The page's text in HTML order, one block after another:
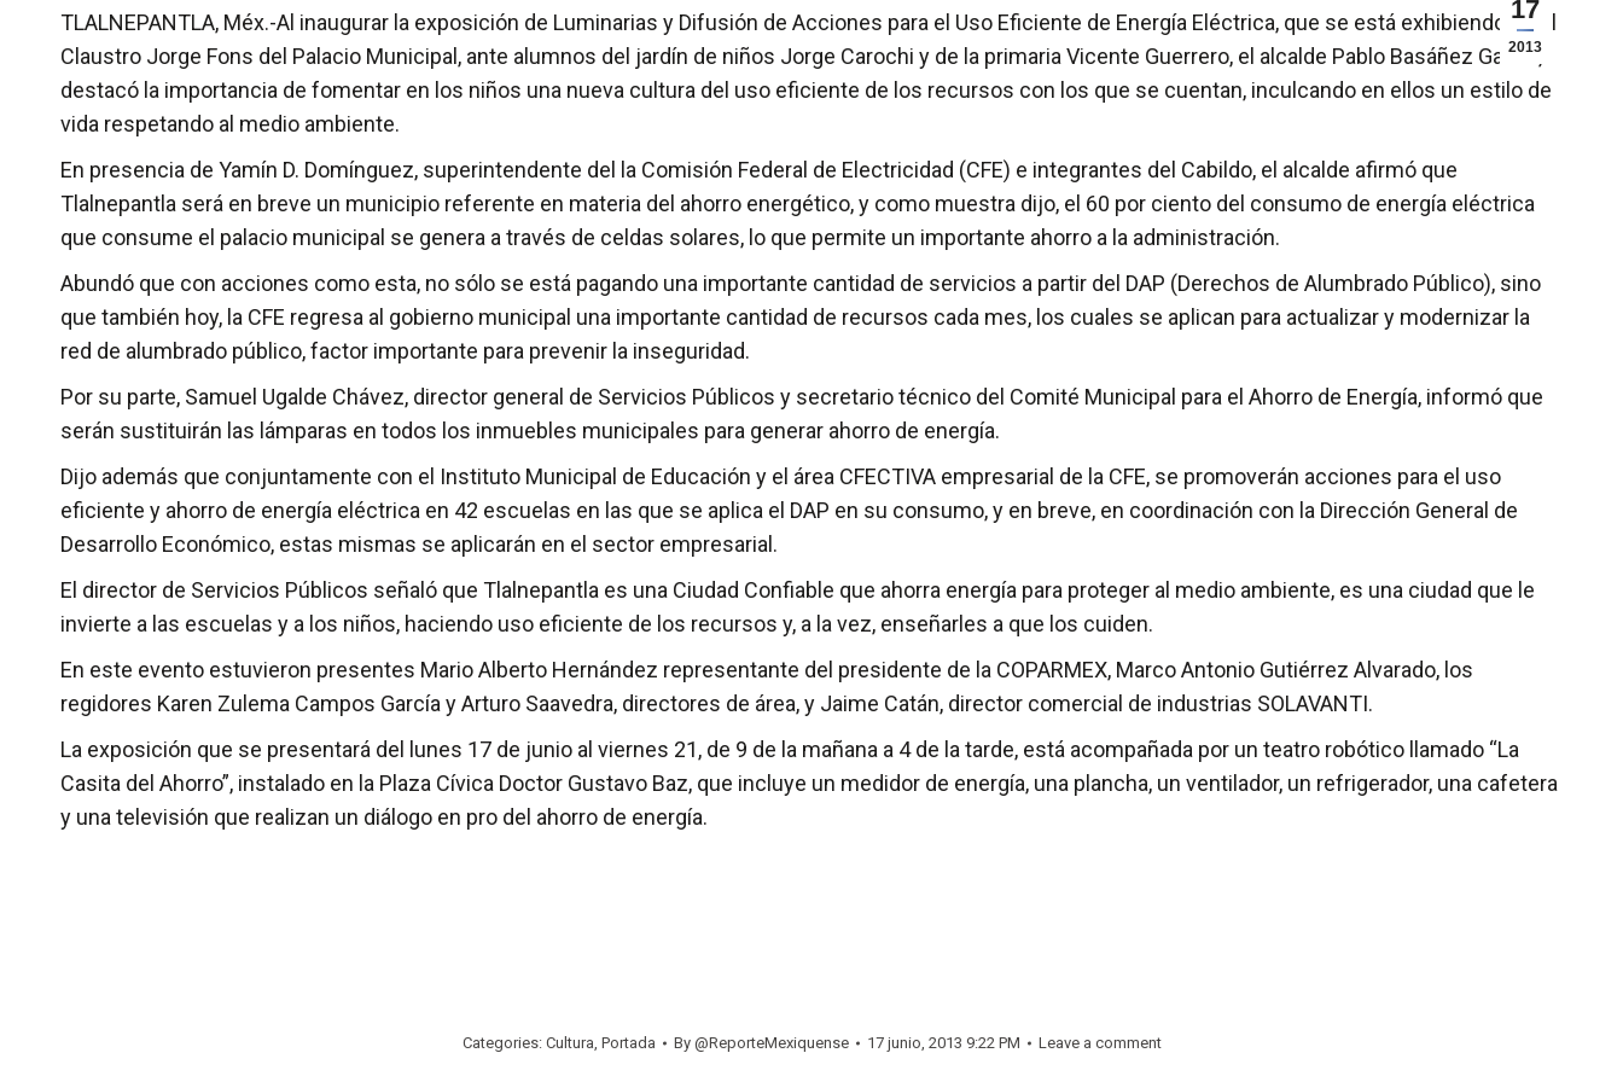
17
2013
TLALNEPANTLA, Méx.-Al inaugurar la exposición de Luminarias y Difusión de Acciones para el Uso Eficiente de Energía Eléctrica, que se está exhibiendo en el
Claustro Jorge Fons del Palacio Municipal, ante alumnos del jardín de niños Jorge Carochi y de la primaria Vicente Guerrero, el alcalde Pablo Basáñez García,
destacó la importancia de fomentar en los niños una nueva cultura del uso eficiente de los recursos con los que se cuentan, inculcando en ellos un estilo de
vida respetando al medio ambiente.
En presencia de Yamín D. Domínguez, superintendente del la Comisión Federal de Electricidad (CFE) e integrantes del Cabildo, el alcalde afirmó que
Tlalnepantla será en breve un municipio referente en materia del ahorro energético, y como muestra dijo, el 60 por ciento del consumo de energía eléctrica
que consume el palacio municipal se genera a través de celdas solares, lo que permite un importante ahorro a la administración.
Abundó que con acciones como esta, no sólo se está pagando una importante cantidad de servicios a partir del DAP (Derechos de Alumbrado Público), sino
que también hoy, la CFE regresa al gobierno municipal una importante cantidad de recursos cada mes, los cuales se aplican para actualizar y modernizar la
red de alumbrado público, factor importante para prevenir la inseguridad.
Por su parte, Samuel Ugalde Chávez, director general de Servicios Públicos y secretario técnico del Comité Municipal para el Ahorro de Energía, informó que
serán sustituirán las lámparas en todos los inmuebles municipales para generar ahorro de energía.
Dijo además que conjuntamente con el Instituto Municipal de Educación y el área CFECTIVA empresarial de la CFE, se promoverán acciones para el uso
eficiente y ahorro de energía eléctrica en 42 escuelas en las que se aplica el DAP en su consumo, y en breve, en coordinación con la Dirección General de
Desarrollo Económico, estas mismas se aplicarán en el sector empresarial.
El director de Servicios Públicos señaló que Tlalnepantla es una Ciudad Confiable que ahorra energía para proteger al medio ambiente, es una ciudad que le
invierte a las escuelas y a los niños, haciendo uso eficiente de los recursos y, a la vez, enseñarles a que los cuiden.
En este evento estuvieron presentes Mario Alberto Hernández representante del presidente de la COPARMEX, Marco Antonio Gutiérrez Alvarado, los
regidores Karen Zulema Campos García y Arturo Saavedra, directores de área, y Jaime Catán, director comercial de industrias SOLAVANTI.
La exposición que se presentará del lunes 17 de junio al viernes 21, de 9 de la mañana a 4 de la tarde, está acompañada por un teatro robótico llamado “La
Casita del Ahorro”, instalado en la Plaza Cívica Doctor Gustavo Baz, que incluye un medidor de energía, una plancha, un ventilador, un refrigerador, una cafetera
y una televisión que realizan un diálogo en pro del ahorro de energía.
Categories: Cultura, Portada By @ReporteMexiquense 17 junio, 2013 9:22 PM Leave a comment